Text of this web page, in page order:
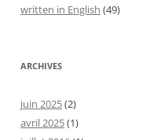
written in English (49)
ARCHIVES
juin 2025(2)
avril 2025(1)